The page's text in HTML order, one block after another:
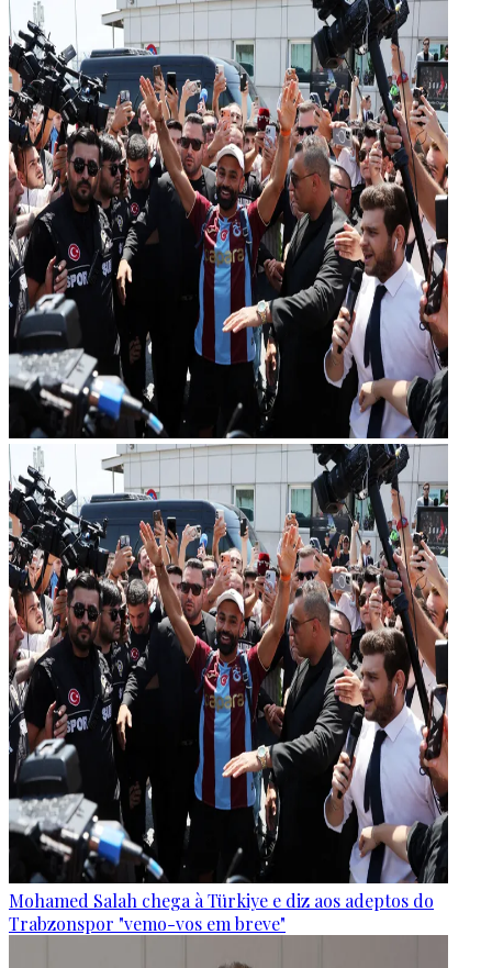
Mohamed Salah chega à Türkiye e diz aos adeptos do
Trabzonspor "vemo-vos em breve"